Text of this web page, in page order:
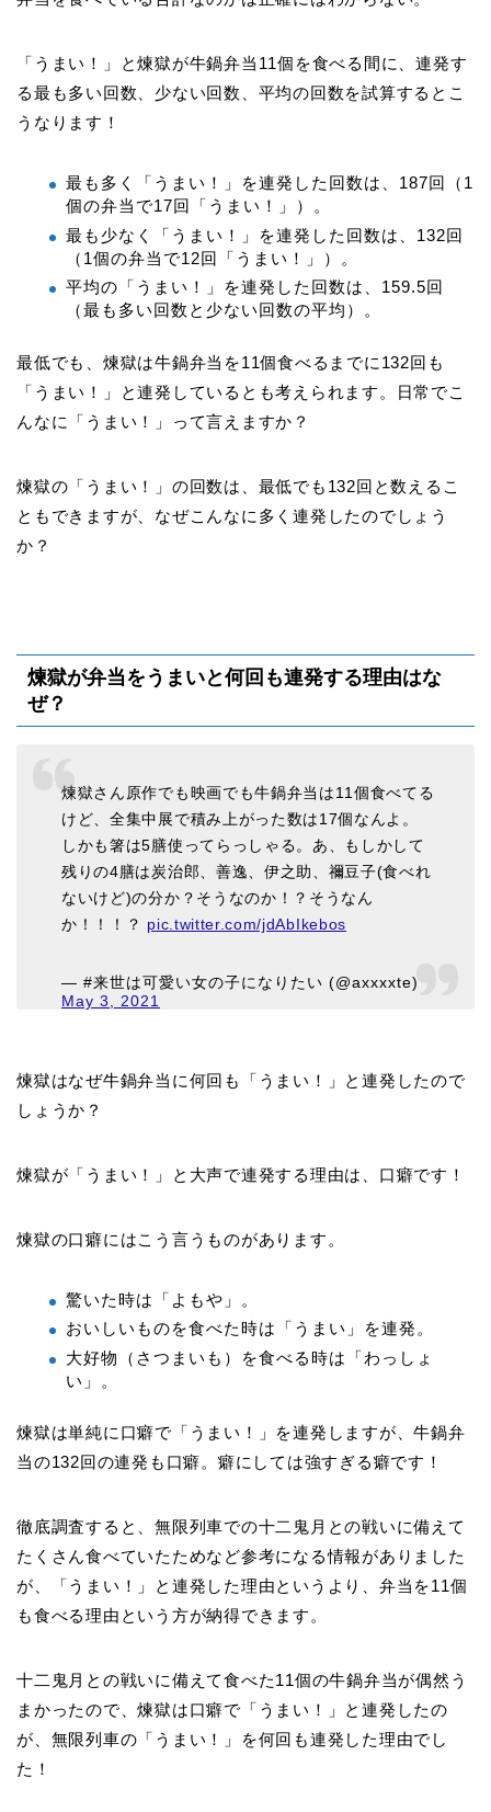
「うまい！」と煉獄が牛鍋弁当11個を食べる間に、連発す
る最も多い回数、少ない回数、平均の回数を試算するとこ
うなります！
最も多く「うまい！」を連発した回数は、187回（1
個の弁当で17回「うまい！」）。
最も少なく「うまい！」を連発した回数は、132回
（1個の弁当で12回「うまい！」）。
平均の「うまい！」を連発した回数は、159.5回
（最も多い回数と少ない回数の平均）。
最低でも、煉獄は牛鍋弁当を11個食べるまでに132回も
「うまい！」と連発しているとも考えられます。日常でこ
んなに「うまい！」って言えますか？
煉獄の「うまい！」の回数は、最低でも132回と数えるこ
ともできますが、なぜこんなに多く連発したのでしょう
か？
煉獄が弁当をうまいと何回も連発する理由はな
ぜ？
煉獄さん原作でも映画でも牛鍋弁当は11個食べてる
けど、全集中展で積み上がった数は17個なんよ。
しかも箸は5膳使ってらっしゃる。あ、もしかして
残りの4膳は炭治郎、善逸、伊之助、禰豆子(食べれ
ないけど)の分か？そうなのか！？そうなん
か！！！？ pic.twitter.com/jdAbIkebos
— #来世は可愛い女の子になりたい (@axxxxte)
May 3, 2021
煉獄はなぜ牛鍋弁当に何回も「うまい！」と連発したので
しょうか？
煉獄が「うまい！」と大声で連発する理由は、口癖です！
煉獄の口癖にはこう言うものがあります。
驚いた時は「よもや」。
おいしいものを食べた時は「うまい」を連発。
大好物（さつまいも）を食べる時は「わっしょ
い」。
煉獄は単純に口癖で「うまい！」を連発しますが、牛鍋弁
当の132回の連発も口癖。癖にしては強すぎる癖です！
徹底調査すると、無限列車での十二鬼月との戦いに備えて
たくさん食べていたためなど参考になる情報がありました
が、「うまい！」と連発した理由というより、弁当を11個
も食べる理由という方が納得できます。
十二鬼月との戦いに備えて食べた11個の牛鍋弁当が偶然う
まかったので、煉獄は口癖で「うまい！」と連発したの
が、無限列車の「うまい！」を何回も連発した理由でし
た！